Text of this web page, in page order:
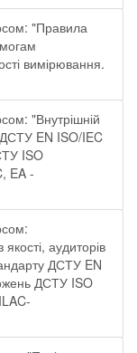
"Правила
вимірювання.
"Внутрішній
ДСТУ EN ISO/IEC
ISO
EA -
аудиторів
ДСТУ EN
ДСТУ ISO